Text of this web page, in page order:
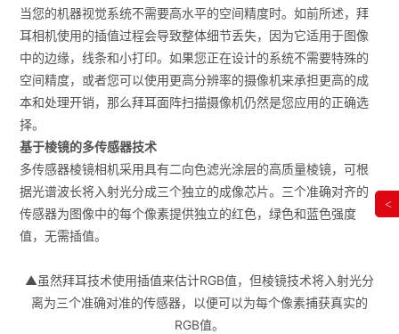
当您的机器视觉系统不需要高水平的空间精度时。如前所述，拜
耳相机使用的插值过程会导致整体细节丢失，因为它适用于图像
中的边缘，线条和小打印。如果您正在设计的系统不需要特殊的
空间精度，或者您可以使用更高分辨率的摄像机来承担更高的成
本和处理开销，那么拜耳面阵扫描摄像机仍然是您应用的正确选
择。
基于棱镜的多传感器技术
多传感器棱镜相机采用具有二向色滤光涂层的高质量棱镜，可根
据光谱波长将入射光分成三个独立的成像芯片。三个准确对齐的
传感器为图像中的每个像素提供独立的红色，绿色和蓝色强度
值，无需插值。
▲虽然拜耳技术使用插值来估计RGB值，但棱镜技术将入射光分
离为三个准确对准的传感器，以便可以为每个像素捕获真实的
RGB值。
<